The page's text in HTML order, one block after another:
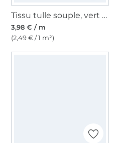
Tissu tulle souple, vert pâle
3,98 € / m
(2,49 € / 1 m²)